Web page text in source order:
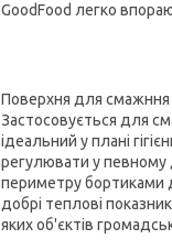
GoodFood легко
Поверхня для смажння
Застосовується для
ідеальний у плані
регулювати у певному
периметру бортиками
добрі теплові
яких об'єктів